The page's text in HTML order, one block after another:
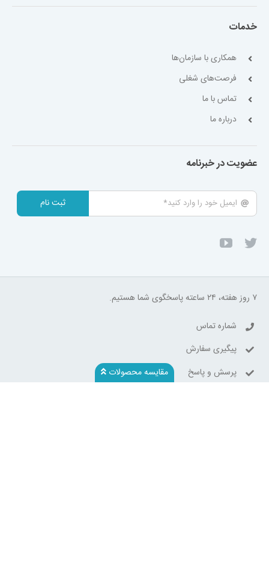
خدمات
همکاری با سازمان‌ها
فرصت‌های شغلی
تماس با ما
درباره ما
عضویت در خبرنامه
ثبت نام
۷ روز هفته، ۲۴ ساعته پاسخگوی شما هستیم.
شماره تماس
پیگیری سفارش
پرسش و پاسخ
مقایسه محصولات